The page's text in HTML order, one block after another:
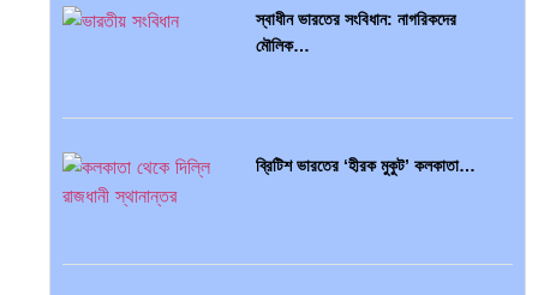
স্বাধীন ভারতের সংবিধান: নাগরিকদের
মৌলিক…
ব্রিটিশ ভারতের ‘হীরক মুকুট’ কলকাতা…